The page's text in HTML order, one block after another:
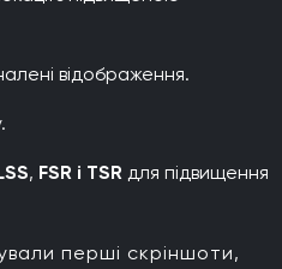
відображення.
, FSR і TSR для підвищення
перші скріншоти,